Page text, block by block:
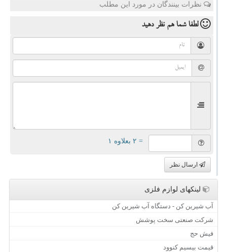
نظرات بینندگان در مورد این مطلب
لطفا شما همنظر دهید
= ۲ بعلاوه ۱
ارسال نظر
لینکهای لوازم فلزی
آب شیرین کن - دستگاه آب شیرین کن
شرکت صنعتی سخت پوشش
فیش حج
قیمت بیسیم کنوود